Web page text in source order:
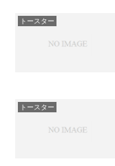
トースター
トースター